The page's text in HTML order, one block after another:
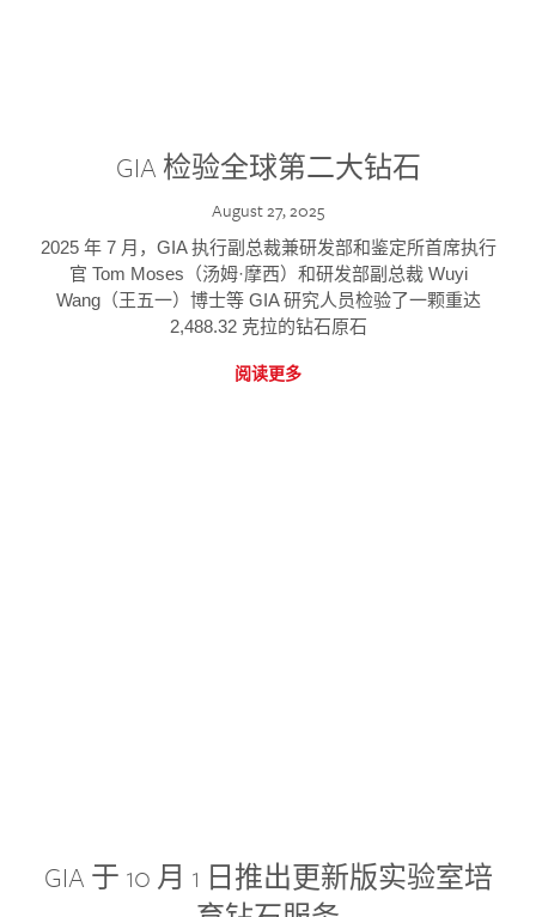
GIA 检验全球第二大钻石
August 27, 2025
2025 年 7 月，GIA 执行副总裁兼研发部和鉴定所首席执行
官 Tom Moses（汤姆·摩西）和研发部副总裁 Wuyi
Wang（王五一）博士等 GIA 研究人员检验了一颗重达
2,488.32 克拉的钻石原石
阅读更多
GIA 于 10 月 1 日推出更新版实验室培